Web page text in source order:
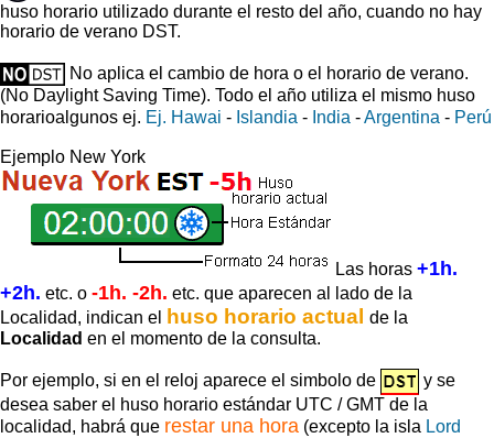
huso horario utilizado durante el resto del año, cuando no hay
horario de verano DST.
No aplica el cambio de hora o el horario de verano.
(No Daylight Saving Time). Todo el año utiliza el mismo huso
horarioalgunos ej. Ej. Hawai - Islandia - India -Argentina - Perú
Ejemplo New York
Las horas +1h.
+2h. etc. o -1h. -2h. etc. que aparecen al lado de la
Localidad, indican el huso horario actual de la
Localidad en el momento de la consulta.
Por ejemplo, si en el reloj aparece el simbolo de
y se
desea saber el huso horario estándar UTC / GMT de la
localidad, habrá que restar una hora (excepto la isla Lord